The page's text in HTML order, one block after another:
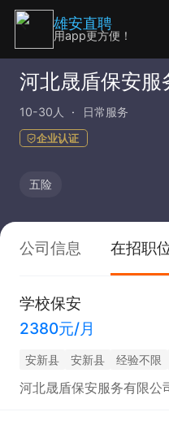
河北晟盾保安服
10-30人 日常服务
企业认证
五险
公司信息 在招职
学校保安
2380元/月
安新县 安新县 经验不限
河北晟盾保安服务有限公
雄安直聘
用app更方便！